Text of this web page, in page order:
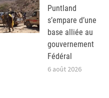
Puntland
s’empare d’une
base alliée au
gouvernement
Fédéral
6 août 2026